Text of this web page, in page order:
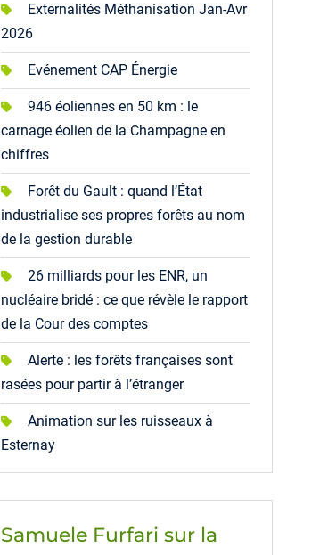
Externalités Méthanisation Jan-Avr
2026
Evénement CAP Énergie
946 éoliennes en 50 km : le
carnage éolien de la Champagne en
chiffres
Forêt du Gault : quand l’État
industrialise ses propres forêts au nom
de la gestion durable
26 milliards pour les ENR, un
nucléaire bridé : ce que révèle le rapport
de la Cour des comptes
Alerte : les forêts françaises sont
rasées pour partir à l’étranger
Animation sur les ruisseaux à
Esternay
Samuele Furfari sur la